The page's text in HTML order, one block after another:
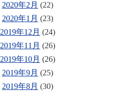
2020年2月 (22)
2020年1月 (23)
2019年12月 (24)
2019年11月 (26)
2019年10月 (26)
2019年9月 (25)
2019年8月 (30)